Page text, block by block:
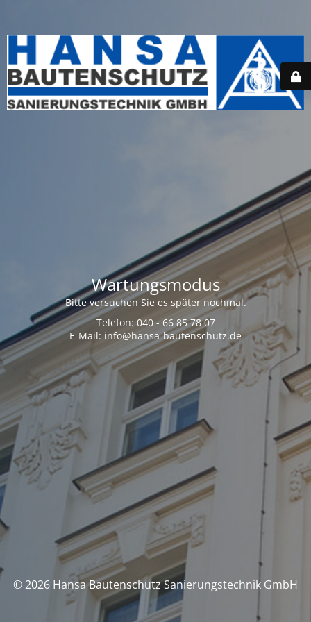
Wartungsmodus
Bitte versuchen Sie es später nochmal.
Telefon: 040 - 66 85 78 07
E-Mail: info@hansa-bautenschutz.de
© 2026 Hansa Bautenschutz Sanierungstechnik GmbH